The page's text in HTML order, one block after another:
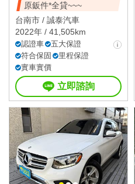
原鈑件*全貸~~~
台南市 / 誠泰汽車
2022年 / 41,505km
認證車
五大保證
符合保固
里程保證
實車實價
立即諮詢